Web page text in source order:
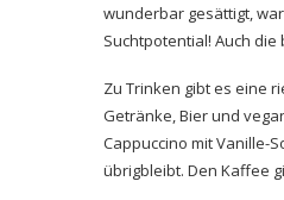
wunderbar gesättigt,
Suchtpotential! Auch die
Zu Trinken gibt es eine
Getränke, Bier und
Cappuccino mit Vanille-
übrigbleibt. Den Kaffee